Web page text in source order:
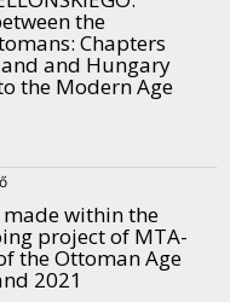
the
Chapters
and Hungary
the Modern Age
made within the
project of MTA-
the Ottoman Age
2021